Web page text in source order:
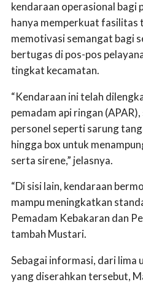
kendaraan operasional
hanya memperkuat fasilitas
memotivasi semangat bagi
bertugas di pos-pos
tingkat kecamatan.
“Kendaraan ini telah
pemadam api ringan
personel seperti sarung
hingga box untuk
serta sirene,” jelasnya.
“Di sisi lain, kendaraan
mampu meningkatkan
Pemadam Kebakaran dan
tambah Mustari.
Sebagai informasi, dari lima
yang diserahkan tersebut,